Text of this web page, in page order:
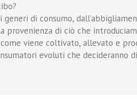
di consumo,
di ciò che
viene coltivato, allevato e
evoluti che decideranno